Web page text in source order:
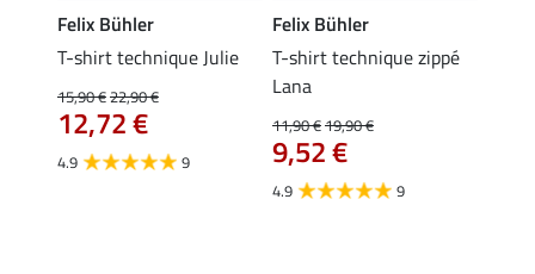
Felix Bühler
T-shirt technique Julie
15,90 €22,90 €
12,72 €
4.9 9
Felix Bühler
T-shirt technique zippé
Lana
11,90 €19,90 €
9,52 €
4.9 9